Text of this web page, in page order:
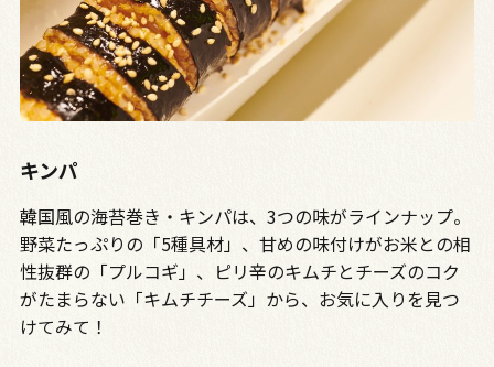
キンパ
韓国風の海苔巻き・キンパは、3つの味がラインナップ。
野菜たっぷりの「5種具材」、甘めの味付けがお米との相
性抜群の「プルコギ」、ピリ辛のキムチとチーズのコク
がたまらない「キムチチーズ」から、お気に入りを見つ
けてみて！